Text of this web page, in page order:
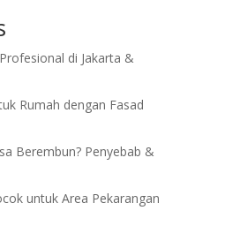
di Jakarta &
Rumah dengan Fasad
Berembun? Penyebab &
untuk Area Pekarangan